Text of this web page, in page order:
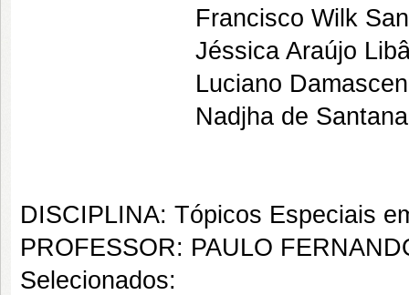
Francisco Wilk
Jéssica Araújo
Luciano Damasceno
Nadjha de Santana
DISCIPLINA: Tópicos Especiais
PROFESSOR: PAULO
Selecionados: